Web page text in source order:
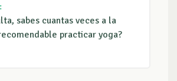
sabes cuantas veces a la
practicar yoga?